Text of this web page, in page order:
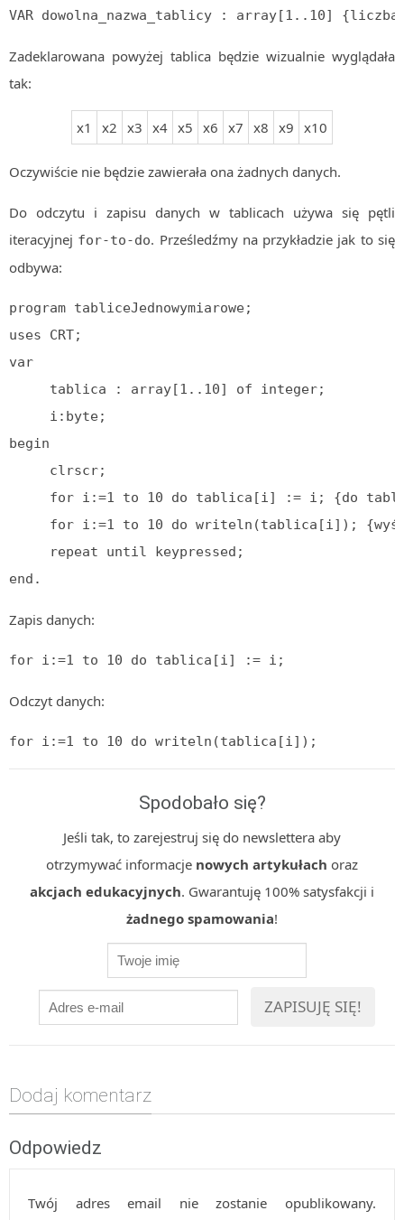
SQL
TESTOWANIE
WYDARZENIA
BIZNES
KONTAKT
VAR dowolna_nazwa_tablicy : array[1..10]
Zadeklarowana powyżej tablica będzie wizualnie wyglądała
tak:
x1 x2 x3 x4 x5 x6 x7 x8 x9 x10
Oczywiście nie będzie zawierała ona żadnych danych.
Do odczytu i zapisu danych w tablicach używa się pętli
iteracyjnej for-to-do. Prześledźmy na przykładzie jak to się
odbywa:
program tabliceJednowymiarowe;
uses CRT;
var
     tablica : array[1..10] of integer;
     i:byte;
begin
     clrscr;
for i:=1 to 10 do tablica[i] := i; {do
for i:=1 to 10 do writeln(tablica[i]);
     repeat until keypressed;
end.
Zapis danych:
for i:=1 to 10 do tablica[i] := i;
Odczyt danych:
for i:=1 to 10 do writeln(tablica[i]);
Spodobało się?
Jeśli tak, to zarejestruj się do newslettera aby
otrzymywać informacje nowych artykułach oraz
akcjach edukacyjnych. Gwarantuję 100% satysfakcji i
żadnego spamowania!
Dodaj komentarz
Odpowiedz
Twój adres email nie zostanie opublikowany.